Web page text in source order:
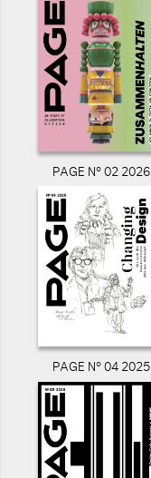
PAGE N° 02 2026
PAGE N° 04 2025